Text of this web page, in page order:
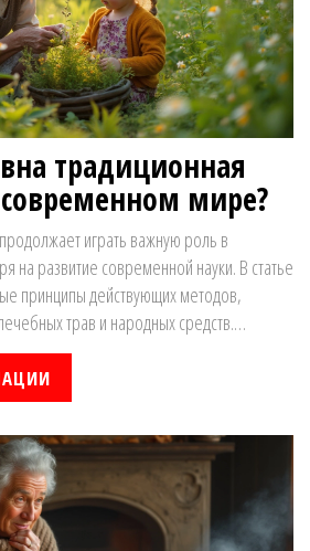
традиционная
мире?
играть важную роль в
на развитие современной науки. В статье
принципы действующих методов,
трав и народных средств.
и безопасность, а также их
и здоровье. Читатели узнают о
таких методов в жизни каждого дня и